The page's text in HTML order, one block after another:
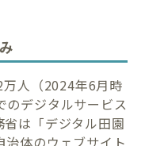
人（2024年6月時
のデジタルサービス
は「デジタル田園